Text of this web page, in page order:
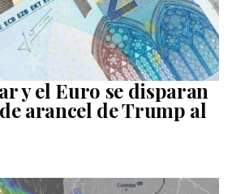
y el Euro se disparan
arancel de Trump al